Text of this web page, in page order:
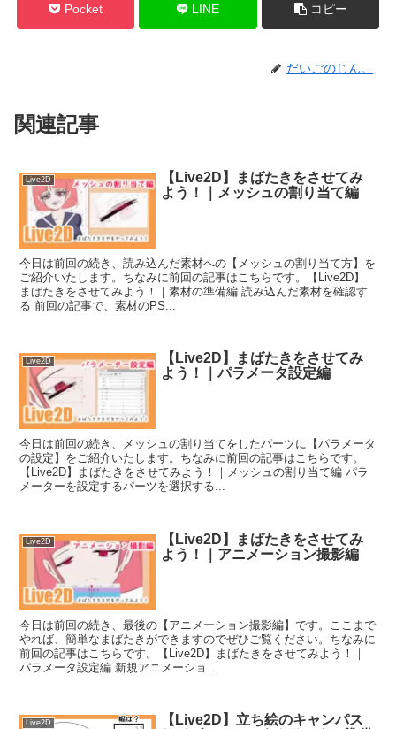
Pocket LINE コピー
だいごのじん。
関連記事
Live2D
【Live2D】まばたきをさせてみ
よう！｜メッシュの割り当て編
今日は前回の続き、読み込んだ素材への【メッシュの割り当て方】を
ご紹介いたします。ちなみに前回の記事はこちらです。【Live2D】
まばたきをさせてみよう！｜素材の準備編 読み込んだ素材を確認す
る 前回の記事で、素材のPS...
Live2D
【Live2D】まばたきをさせてみ
よう！｜パラメータ設定編
今日は前回の続き、メッシュの割り当てをしたパーツに【パラメータ
の設定】をご紹介いたします。ちなみに前回の記事はこちらです。
【Live2D】まばたきをさせてみよう！｜メッシュの割り当て編 パラ
メーターを設定するパーツを選択する...
Live2D
【Live2D】まばたきをさせてみ
よう！｜アニメーション撮影編
今日は前回の続き、最後の【アニメーション撮影編】です。ここまで
やれば、簡単なまばたきができますのでぜひご覧ください。ちなみに
前回の記事はこちらです。【Live2D】まばたきをさせてみよう！｜
パラメータ設定編 新規アニメーショ...
Live2D
【Live2D】立ち絵のキャンパス